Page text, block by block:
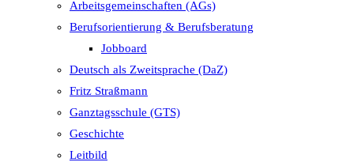
Arbeitsgemeinschaften (AGs)
Berufsorientierung & Berufsberatung
Jobboard
Deutsch als Zweitsprache (DaZ)
Fritz Straßmann
Ganztagsschule (GTS)
Geschichte
Leitbild